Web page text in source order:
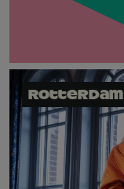
Rotterdam